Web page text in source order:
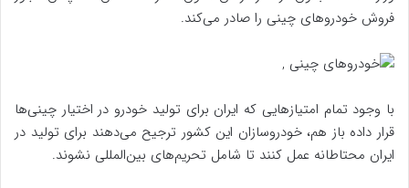
فروش خودروهای چینی را صادر می‌کند.
با وجود تمام امتیازهایی که ایران برای تولید خودرو در اختیار چینی‌ها
قرار داده باز هم، خودروسازان این کشور ترجیح می‌دهند برای تولید در
ایران محتاطانه عمل کنند تا شامل تحریم‌های بین‌المللی نشوند.